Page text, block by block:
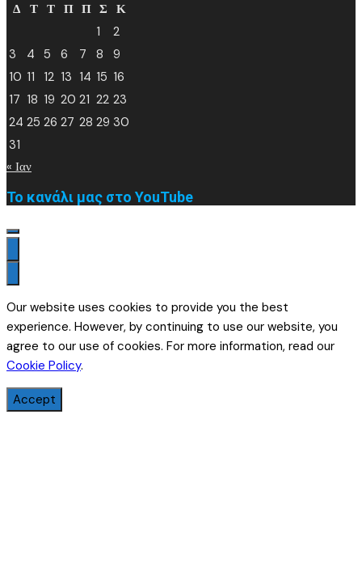
Δ
Τ Τ Π Π Σ Κ
1
2
3
4 5 6 7 8
9
10 11 12 13 14 15 16
17 18 19 20 21 22 23
24 25 26 27 28 29 30
31
« Ιαν
Το κανάλι μας στο YouTube
Our website uses cookies to provide you the best
experience. However, by continuing to use our website, you
agree to our use of cookies. For more information, read our
Cookie Policy.
Accept